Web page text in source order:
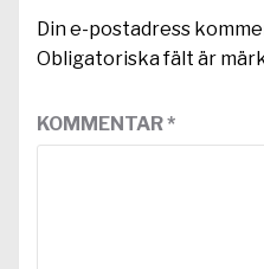
Din e-postadress
Obligatoriska fält är
KOMMENTAR*